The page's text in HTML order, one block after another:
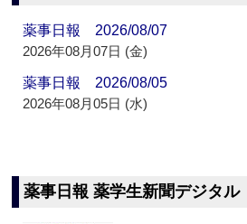
薬事日報 2026/08/07
2026年08月07日 (金)
薬事日報 2026/08/05
2026年08月05日 (水)
薬事日報 薬学生新聞デジタル